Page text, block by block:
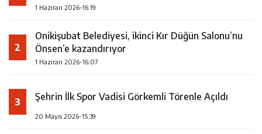
1 Haziran 2026-16:19
2
Onikişubat Belediyesi, ikinci Kır Düğün Salonu’nu
Önsen’e kazandırıyor
1 Haziran 2026-16:07
3 Şehrin İlk Spor Vadisi Görkemli Törenle Açıldı
20 Mayıs 2026-15:39